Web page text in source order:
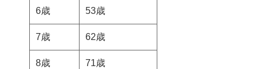
6歳 53歳
7歳 62歳
8歳 71歳